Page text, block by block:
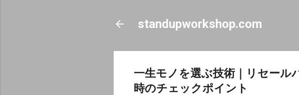
standupworkshop.com
一生モノを選ぶ技術｜リセール
時のチェックポイント